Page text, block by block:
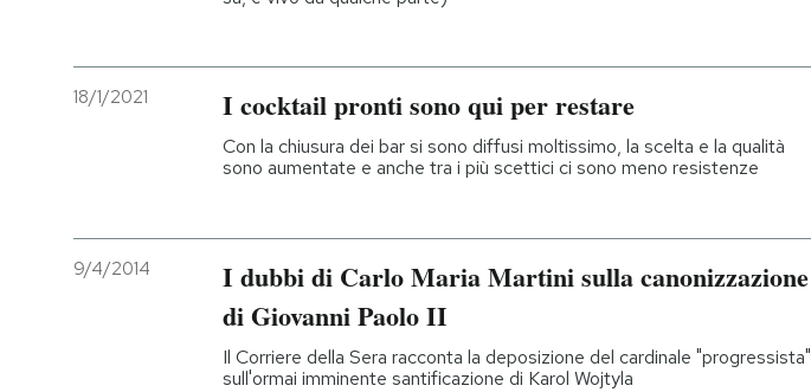
18/1/2021 I cocktail pronti sono qui per restare
Con la chiusura dei bar si sono diffusi moltissimo, la scelta e la qualità
sono aumentate e anche tra i più scettici ci sono meno resistenze
9/4/2014
I dubbi di Carlo Maria Martini sulla canonizzazione
di Giovanni Paolo II
Il Corriere della Sera racconta la deposizione del cardinale "progressista"
sull'ormai imminente santificazione di Karol Wojtyla